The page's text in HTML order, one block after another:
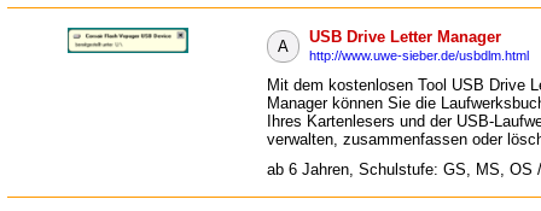
A
USB Drive Letter Manager
http://www.uwe-sieber.de/usbdlm.html
Mit dem kostenlosen Tool USB Drive
Manager können Sie die
Ihres Kartenlesers und der USB-
verwalten, zusammenfassen oder
ab 6 Jahren, Schulstufe: GS, MS, OS